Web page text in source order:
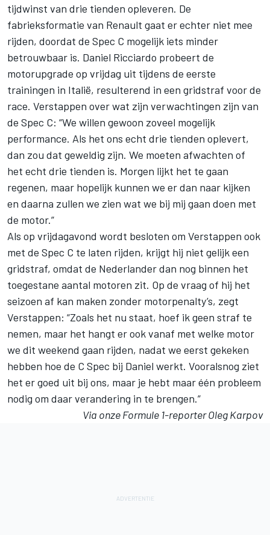
tijdwinst van drie tienden opleveren. De
fabrieksformatie van Renault gaat er echter niet mee
rijden, doordat de Spec C mogelijk iets minder
betrouwbaar is. Daniel Ricciardo probeert de
motorupgrade op vrijdag uit tijdens de eerste
trainingen in Italië, resulterend in een gridstraf voor de
race. Verstappen over wat zijn verwachtingen zijn van
de Spec C: “We willen gewoon zoveel mogelijk
performance. Als het ons echt drie tienden oplevert,
dan zou dat geweldig zijn. We moeten afwachten of
het echt drie tienden is. Morgen lijkt het te gaan
regenen, maar hopelijk kunnen we er dan naar kijken
en daarna zullen we zien wat we bij mij gaan doen met
de motor.”
Als op vrijdagavond wordt besloten om Verstappen ook
met de Spec C te laten rijden, krijgt hij niet gelijk een
gridstraf, omdat de Nederlander dan nog binnen het
toegestane aantal motoren zit. Op de vraag of hij het
seizoen af kan maken zonder motorpenalty’s, zegt
Verstappen: “Zoals het nu staat, hoef ik geen straf te
nemen, maar het hangt er ook vanaf met welke motor
we dit weekend gaan rijden, nadat we eerst gekeken
hebben hoe de C Spec bij Daniel werkt. Vooralsnog ziet
het er goed uit bij ons, maar je hebt maar één probleem
nodig om daar verandering in te brengen.”
Via onze Formule 1-reporter Oleg Karpov